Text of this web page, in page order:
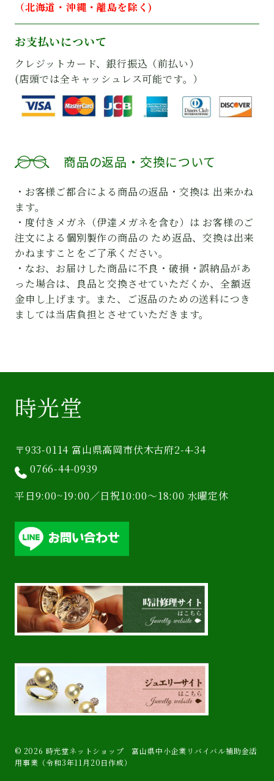
（北海道・沖縄・離島を除く)
お支払いについて
クレジットカード、銀行振込（前払い）
(店頭では全キャッシュレス可能です。）
商品の返品・交換について
・お客様ご都合による商品の返品・交換は 出来かね
ます。
・度付きメガネ（伊達メガネを含む）は お客様のご
注文による個別製作の商品の ため返品、交換は出来
かねますことをご了承ください。
・なお、お届けした商品に不良・破損・誤納品があ
った場合は、良品と交換させていただくか、全額返
金申し上げます。また、ご返品のための送料につき
ましては当店負担とさせていただきます。
時光堂
〒933-0114 富山県高岡市伏木古府2-4-34
0766-44-0939
平日9:00~19:00／日祝10:00〜18:00 水曜定休
© 2026 時光堂ネットショップ 富山県中小企業リバイバル補助金活
用事業（令和3年11月20日作成）